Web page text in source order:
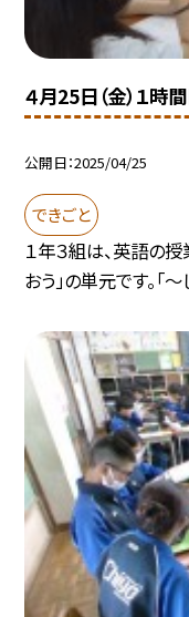
４月25日（金）１時
公開日 2025/04/25
できごと
１年３組は、英語の
おう」の単元です。「～